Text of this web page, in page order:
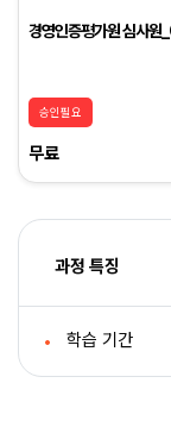
경영인증평가원 심사원
승인필요
무료
과정 특징
학습 기간